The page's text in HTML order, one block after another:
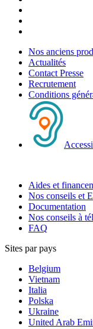
Nos anciens
Actualités
Contact Presse
Recrutement
Conditions
Aides et
Nos conseils et
Documentation
Nos conseils à
FAQ
Sites par pays
Belgium
Vietnam
Italia
Polska
Ukraine
United Arab